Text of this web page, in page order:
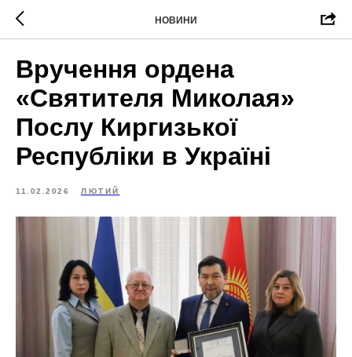
НОВИНИ
Вручення ордена
«Святителя Миколая»
Послу Киргизької
Республіки в Україні
11.02.2026 ЛЮТИЙ